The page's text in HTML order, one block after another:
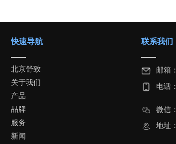
快速导航
北京舒致
关于我们
产品
品牌
服务
新闻
联系我们
邮箱：
电话：
微信：
地址：